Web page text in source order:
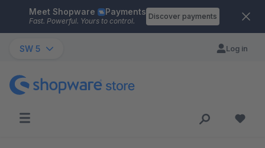
Skip to main content
Meet Shopware Payments
Fast. Powerful. Yours to control.
Discover payments
SW 5 Log in